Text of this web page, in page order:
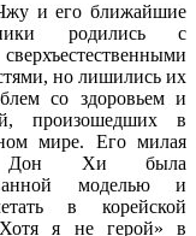
и его ближайшие
родились с
но лишились их
со здоровьем и
произошедших в
мире. Его милая
Дон Хи была
моделью и
в корейской
я не герой» в